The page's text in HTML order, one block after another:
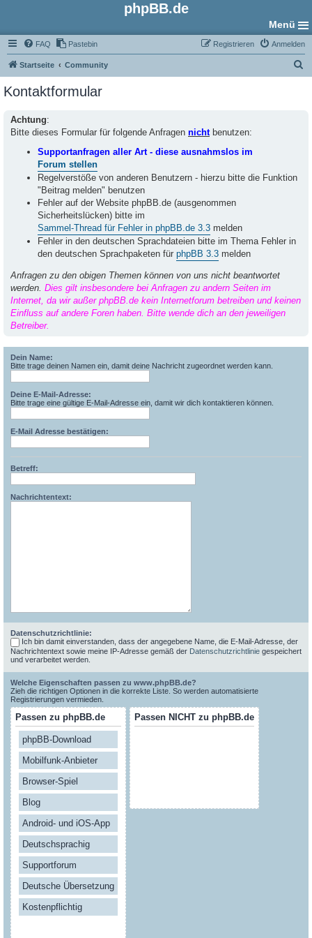
phpBB.de
Menü
FAQ Pastebin Anmelden
Registrieren
Startseite Community
Kontaktformular
Achtung:
Bitte dieses Formular für folgende Anfragen nichtbenutzen:
Supportanfragen aller Art - diese ausnahmslos im
Forum stellen
Regelverstöße von anderen Benutzern - hierzu bitte die Funktion
"Beitrag melden" benutzen
Fehler auf der Website phpBB.de (ausgenommen
Sicherheitslücken) bitte im
Sammel-Thread für Fehler in phpBB.de 3.3 melden
Fehler in den deutschen Sprachdateien bitte im Thema Fehler in
den deutschen Sprachpaketen für phpBB 3.3 melden
Anfragen zu den obigen Themen können von uns nicht beantwortet
werden. Dies gilt insbesondere bei Anfragen zu andern Seiten im
Internet, da wir außer phpBB.de kein Internetforum betreiben und keinen
Einfluss auf andere Foren haben. Bitte wende dich an den jeweiligen
Betreiber.
Dein Name:
Bitte trage deinen Namen ein, damit deine Nachricht zugeordnet werden kann.
Deine E-Mail-Adresse:
Bitte trage eine gültige E-Mail-Adresse ein, damit wir dich kontaktieren können.
E-Mail Adresse bestätigen:
Betreff:
Nachrichtentext:
Datenschutzrichtlinie:
Ich bin damit einverstanden, dass der angegebene Name, die E-Mail-Adresse, der
Nachrichtentext sowie meine IP-Adresse gemäß der Datenschutzrichtlinie gespeichert
und verarbeitet werden.
Welche Eigenschaften passen zu www.phpBB.de?
Zieh die richtigen Optionen in die korrekte Liste. So werden automatisierte
Registrierungen vermieden.
Passen zu phpBB.de
phpBB-Download
Mobilfunk-Anbieter
Browser-Spiel
Blog
Android- und iOS-App
Deutschsprachig
Supportforum
Deutsche Übersetzung
Kostenpflichtig
Passen NICHT zu phpBB.de